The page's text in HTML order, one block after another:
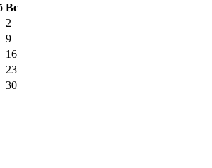
Вс
2
9
16
23
30